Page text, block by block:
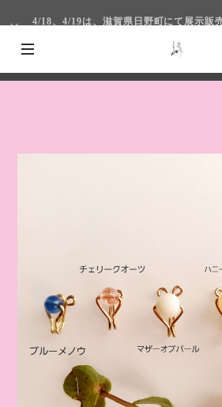
4/18、4/19は、滋賀県日野町にて展示販